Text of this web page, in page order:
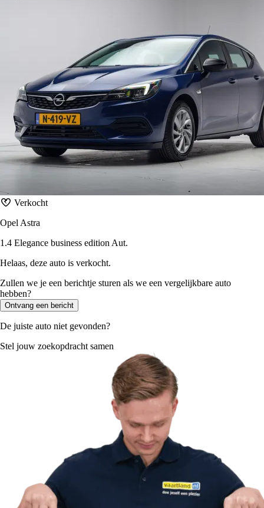
Verkocht
Opel Astra
1.4 Elegance business edition Aut.
Helaas, deze auto is verkocht.
Zullen we je een berichtje sturen als we een vergelijkbare auto
hebben?
Ontvang een bericht
De juiste auto niet gevonden?
Stel jouw zoekopdracht samen